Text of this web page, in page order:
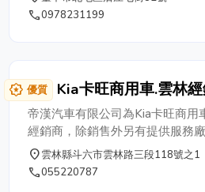
己任。我們擁有一支技術優秀、
這是一群對汽車包膜(車體包膜)有
們擁有細膩的耐心和技術，能夠
好的施工。無論您是喜歡簡約時
們都能夠根據您的喜好定制最適
們的服務範圍涵蓋了各種汽車改
裝、車內空間設計、底盤升級、
僅如此，我們還擁有專業的彩膜
phone0978231199
award_star 優質
Kia卡旺商用車.雲林
帝漢汽車有限公司
帝漢汽車有限公司為Kia卡旺商用
經銷商，除銷售外另有提供服務
車更放心！ ｜Kia商用車｜ 帝漢汽
展示中心 電話：05-522 0787 地
place雲林縣斗六市雲林路三段118號之1
phone055220787